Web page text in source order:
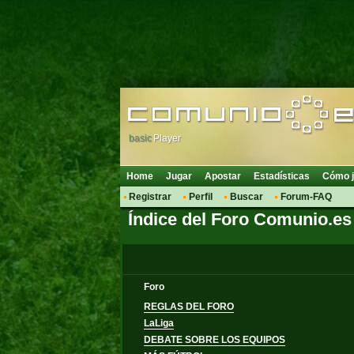
basic Player
Home Jugar Apostar Estadísticas
Cómo
Registrar
Perfil Buscar Forum-FAQ
Índice del Foro Comunio.es
Foro
REGLAS DEL FORO
LaLiga
DEBATE SOBRE LOS EQUIPOS